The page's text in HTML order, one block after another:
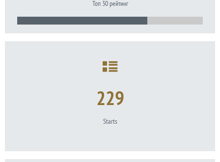
Топ 30 рейтинг
229
Starts